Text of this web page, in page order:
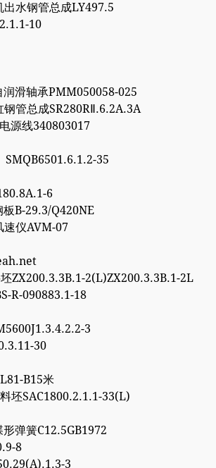
水钢管总成LY497.5
10
滑轴承PMM050058-025
管总成SR280RⅡ.6.2A.3A
源线340803017
SMQB6501.6.1.2-35
6
B-29.3/Q420NE
速仪AVM-07
ZX200.3.3B.1-2(L)ZX200.3.3B.1-2L
R-090883.1-18
3
30
B15米
坯SAC1800.2.1.1-33(L)
弹簧C12.5GB1972
8
3